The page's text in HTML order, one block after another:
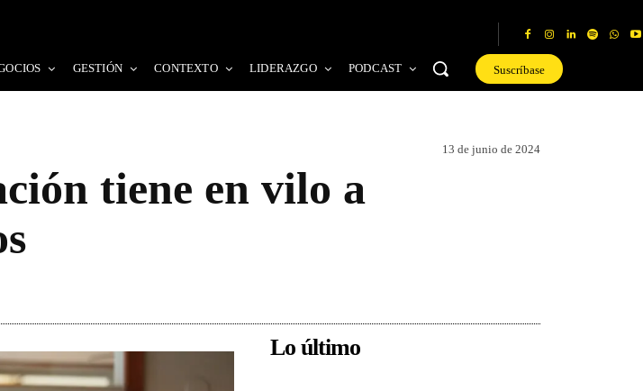
GESTIÓN CONTEXTO LIDERAZGO PODCAST Suscríbase
13 de junio de 2024
tiene en vilo a
Lo último